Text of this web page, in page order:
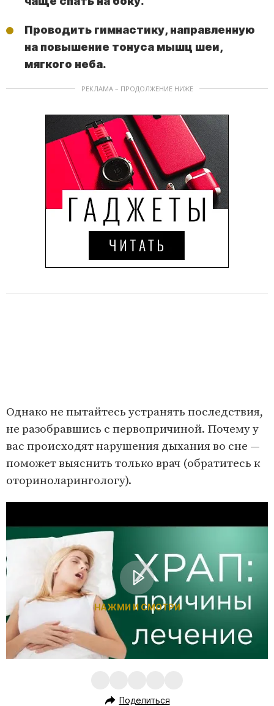
Проводить гимнастику, направленную
на повышение тонуса мышц шеи,
мягкого неба.
РЕКЛАМА – ПРОДОЛЖЕНИЕ НИЖЕ
Однако не пытайтесь устранять последствия,
не разобравшись с первопричиной. Почему у
вас происходят нарушения дыхания во сне —
поможет выяснить только врач (обратитесь к
оториноларингологу).
НАЖМИ И СМОТРИ
Поделиться